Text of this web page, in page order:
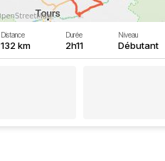
Distance
132 km
Durée
2h11
Niveau
Débutant